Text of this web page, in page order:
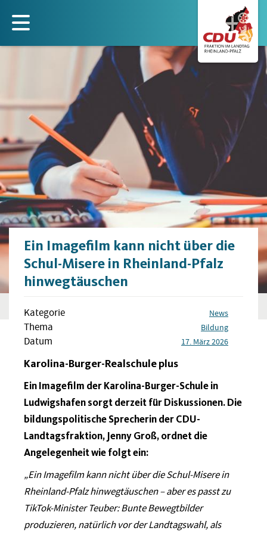
zum
Inhalt
Ein Imagefilm kann nicht über die
Schul-Misere in Rheinland-Pfalz
hinwegtäuschen
Kategorie News
Thema Bildung
Datum 17. März 2026
Karolina-Burger-Realschule plus
Ein Imagefilm der Karolina-Burger-Schule in
Ludwigshafen sorgt derzeit für Diskussionen. Die
bildungspolitische Sprecherin der CDU-
Landtagsfraktion, Jenny Groß, ordnet die
Angelegenheit wie folgt ein:
„Ein Imagefilm kann nicht über die Schul-Misere in
Rheinland-Pfalz hinwegtäuschen – aber es passt zu
TikTok-Minister Teuber: Bunte Bewegtbilder
produzieren, natürlich vor der Landtagswahl, als